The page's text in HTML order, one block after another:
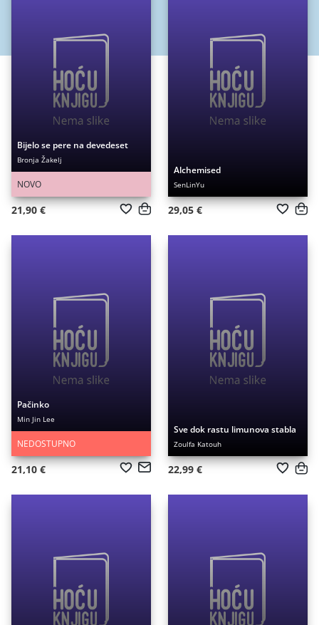
Bijelo se pere na devedeset
Bronja Žakelj
NOVO
21,90 €
Alchemised
SenLinYu
29,05 €
Pačinko
Min Jin Lee
NEDOSTUPNO
21,10 €
Sve dok rastu limunova stabla
Zoulfa Katouh
22,99 €